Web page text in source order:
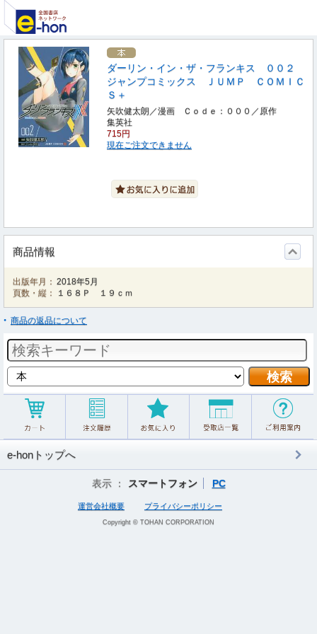
ダーリン・イン・ザ・フランキス ００２
ジャンプコミックス ＪＵＭＰ ＣＯＭＩＣ
Ｓ＋
矢吹健太朗／漫画 Ｃｏｄｅ：０００／原作
集英社
715円
現在ご注文できません
商品情報
出版年月： 2018年5月
頁数・縦：
１６８Ｐ １９ｃｍ
商品の返品について
e-honトップへ
表示 ： スマートフォン PC
運営会社概要 プライバシーポリシー
Copyright © TOHAN CORPORATION